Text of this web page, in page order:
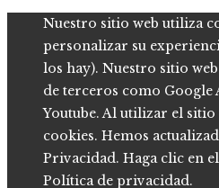
Nuestro sitio web utiliza
personalizar su
los hay). Nuestro sitio
de terceros como Google
Youtube. Al utilizar el sitio
cookies. Hemos
Privacidad. Haga clic en
Política de privacidad.